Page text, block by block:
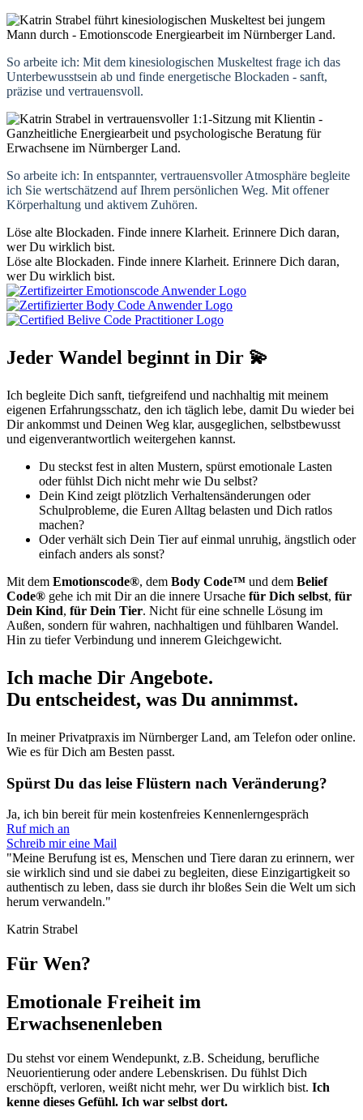
So arbeite ich: Mit dem kinesiologischen Muskeltest frage ich das
Unterbewusstsein ab und finde energetische Blockaden - sanft,
präzise und vertrauensvoll.
So arbeite ich: In entspannter, vertrauensvoller Atmosphäre begleite
ich Sie wertschätzend auf Ihrem persönlichen Weg. Mit offener
Körperhaltung und aktivem Zuhören.
Löse alte Blockaden. Finde innere Klarheit. Erinnere Dich daran,
wer Du wirklich bist.
Löse alte Blockaden. Finde innere Klarheit. Erinnere Dich daran,
wer Du wirklich bist.
Jeder Wandel beginnt in Dir 💫
Ich begleite Dich sanft, tiefgreifend und nachhaltig mit meinem
eigenen Erfahrungsschatz, den ich täglich lebe, damit Du wieder bei
Dir ankommst und Deinen Weg klar, ausgeglichen, selbstbewusst
und eigenverantwortlich weitergehen kannst.
Du steckst fest in alten Mustern, spürst emotionale Lasten
oder fühlst Dich nicht mehr wie Du selbst?
Dein Kind zeigt plötzlich Verhaltensänderungen oder
Schulprobleme, die Euren Alltag belasten und Dich ratlos
machen?
Oder verhält sich Dein Tier auf einmal unruhig, ängstlich oder
einfach anders als sonst?
Mit dem Emotionscode®, dem Body Code™ und dem Belief
Code® gehe ich mit Dir an die innere Ursache für Dich selbst, für
Dein Kind, für Dein Tier. Nicht für eine schnelle Lösung im
Außen, sondern für wahren, nachhaltigen und fühlbaren Wandel.
Hin zu tiefer Verbindung und innerem Gleichgewicht.
Ich mache Dir Angebote.
Du entscheidest, was Du annimmst.
In meiner Privatpraxis im Nürnberger Land, am Telefon oder online.
Wie es für Dich am Besten passt.
Spürst Du das leise Flüstern nach Veränderung?
Ja, ich bin bereit für mein kostenfreies Kennenlerngespräch
Ruf mich an
Schreib mir eine Mail
"Meine Berufung ist es, Menschen und Tiere daran zu erinnern, wer
sie wirklich sind und sie dabei zu begleiten, diese Einzigartigkeit so
authentisch zu leben, dass sie durch ihr bloßes Sein die Welt um sich
herum verwandeln."
Katrin Strabel
Für Wen?
Emotionale Freiheit im
Erwachsenenleben
Du stehst vor einem Wendepunkt, z.B. Scheidung, berufliche
Neuorientierung oder andere Lebenskrisen. Du fühlst Dich
erschöpft, verloren, weißt nicht mehr, wer Du wirklich bist. Ich
kenne dieses Gefühl. Ich war selbst dort.